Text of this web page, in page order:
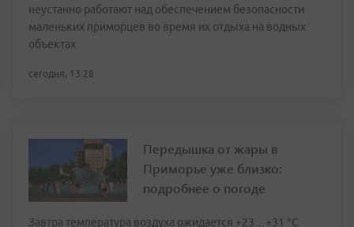
неустанно работают над обеспечением безопасности
маленьких приморцев во время их отдыха на водных
объектах
сегодня, 13:28
Передышка от жары в
Приморье уже близко:
подробнее о погоде
Завтра температура воздуха ожидается +23…+31 °C